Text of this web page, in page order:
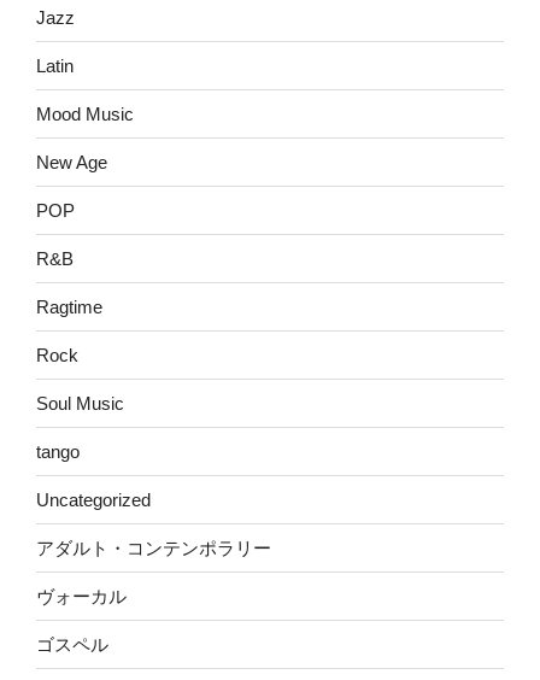
Jazz
Latin
Mood Music
New Age
POP
R&B
Ragtime
Rock
Soul Music
tango
Uncategorized
アダルト・コンテンポラリー
ヴォーカル
ゴスペル